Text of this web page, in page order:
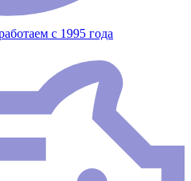
с 1995 года